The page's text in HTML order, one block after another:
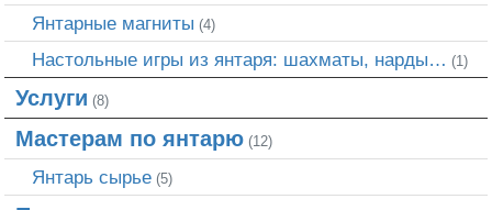
Янтарные магниты (4)
Настольные игры из янтаря: шахматы, нарды… (1)
Услуги (8)
Мастерам по янтарю (12)
Янтарь сырье (5)